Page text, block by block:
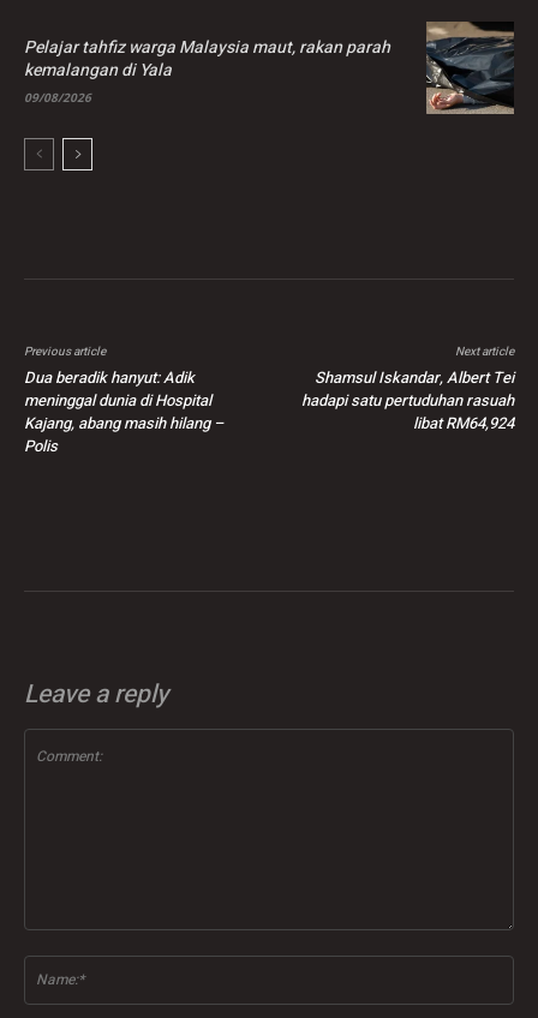
Pelajar tahfiz warga Malaysia maut, rakan parah
kemalangan di Yala
09/08/2026
Previous article
Dua beradik hanyut: Adik
meninggal dunia di Hospital
Kajang, abang masih hilang –
Polis
Next article
Shamsul Iskandar, Albert Tei
hadapi satu pertuduhan rasuah
libat RM64,924
Leave a reply